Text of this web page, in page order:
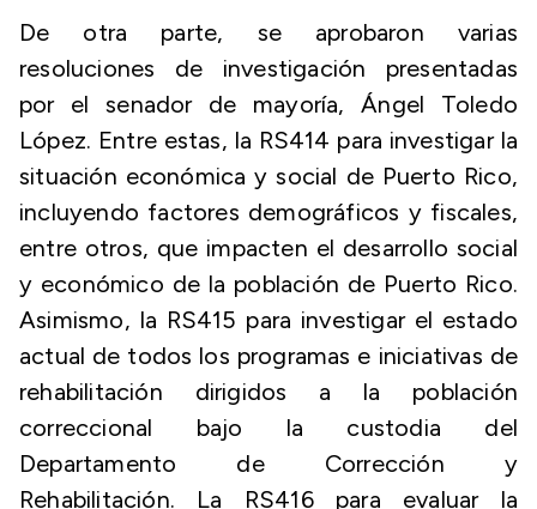
De otra parte, se aprobaron varias
resoluciones de investigación presentadas
por el senador de mayoría, Ángel Toledo
López. Entre estas, la RS414 para investigar la
situación económica y social de Puerto Rico,
incluyendo factores demográficos y fiscales,
entre otros, que impacten el desarrollo social
y económico de la población de Puerto Rico.
Asimismo, la RS415 para investigar el estado
actual de todos los programas e iniciativas de
rehabilitación dirigidos a la población
correccional bajo la custodia del
Departamento de Corrección y
Rehabilitación. La RS416 para evaluar la